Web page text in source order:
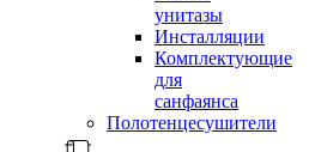
унитазы
Инсталляции
Комплектующие
для
санфаянса
Полотенцесушители